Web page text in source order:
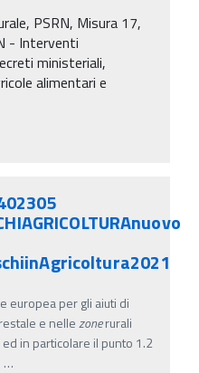
PSRN, Misura 17,
- Interventi
ministeriali,
alimentari e
europea per gli aiuti di
e nellezonerurali
in particolare il punto 1.2
…